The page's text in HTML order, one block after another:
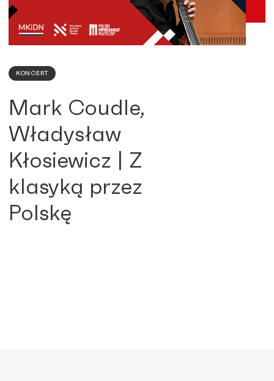
KONCERT
Mark Coudle,
Władysław
Kłosiewicz | Z
klasyką przez
Polskę